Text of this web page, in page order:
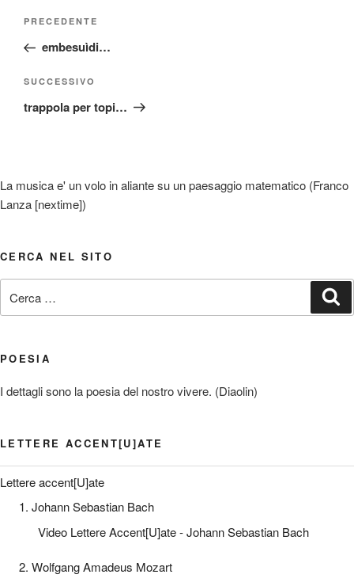
Navigazione
Articolo
precedente:
PRECEDENTE
embesuìdi…
Articolo
successivo
SUCCESSIVO
trappola per topi…
La musica e' un volo in aliante su un paesaggio matematico (Franco
Lanza [nextime])
CERCA NEL SITO
POESIA
I dettagli sono la poesia del nostro vivere. (Diaolin)
LETTERE ACCENT[U]ATE
Lettere accent[U]ate
1. Johann Sebastian Bach
Video Lettere Accent[U]ate - Johann Sebastian Bach
2. Wolfgang Amadeus Mozart